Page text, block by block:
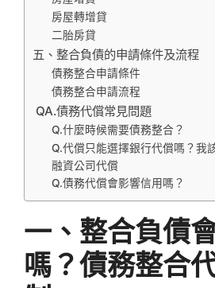
房屋轉增貸
二胎房貸
五、整合負債的申請條件及流程
債務整合申請條件
債務整合申請流程
QA.債務代償常見問題
Q.什麼時候需要債務整合？
Q.代償只能選擇銀行代償嗎？我
融資公司代償
Q.債務代償會影響信用嗎？
一、整合負債
嗎？債務整合